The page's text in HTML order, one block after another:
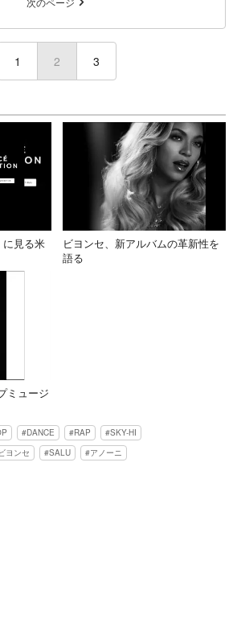
1 2 (current)
3
に見る米
ビヨンセ、新アルバムの革新性を
語る
ミュージ
DANCE RAP
SKY-HI
ビヨンセ SALU アノーニ